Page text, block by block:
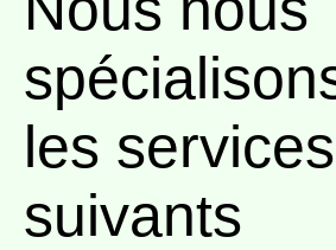
les services
suivants